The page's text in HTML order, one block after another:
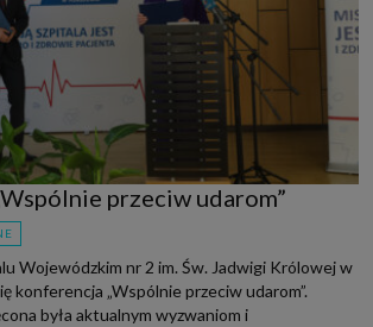
przeciw udarom”
Wojewódzkim nr 2 im. Św. Jadwigi Królowej w
konferencja „Wspólnie przeciw udarom”.
była aktualnym wyzwaniom i